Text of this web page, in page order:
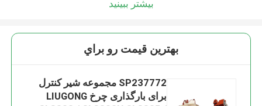
بیشتر ببینید
بهترين قيمت رو براي
SP237772 مجموعه شیر کنترل
برای بارگذاری چرخ LIUGONG